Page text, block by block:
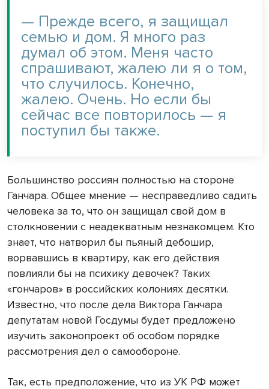
— Прежде всего, я защищал
семью и дом. Я много раз
думал об этом. Меня часто
спрашивают, жалею ли я о том,
что случилось. Конечно,
жалею. Очень. Но если бы
сейчас все повторилось — я
поступил бы также.
Большинство россиян полностью на стороне
Ганчара. Общее мнение — несправедливо садить
человека за то, что он защищал свой дом в
столкновении с неадекватным незнакомцем. Кто
знает, что натворил бы пьяный дебошир,
ворвавшись в квартиру, как его действия
повлияли бы на психику девочек? Таких
«гончаров» в российских колониях десятки.
Известно, что после дела Виктора Ганчара
депутатам новой Госдумы будет предложено
изучить законопроект об особом порядке
рассмотрения дел о самообороне.
Так, есть предположение, что из УК РФ может